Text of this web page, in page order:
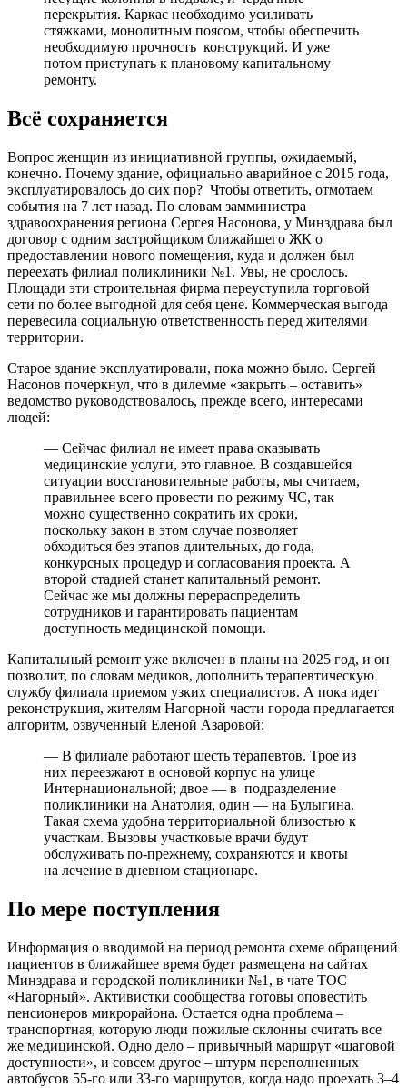
перекрытия. Каркас необходимо усиливать
стяжками, монолитным поясом, чтобы обеспечить
необходимую прочность конструкций. И уже
потом приступать к плановому капитальному
ремонту.
Всё сохраняется
Вопрос женщин из инициативной группы, ожидаемый,
конечно. Почему здание, официально аварийное с 2015 года,
эксплуатировалось до сих пор? Чтобы ответить, отмотаем
события на 7 лет назад. По словам замминистра
здравоохранения региона Сергея Насонова, у Минздрава был
договор с одним застройщиком ближайшего ЖК о
предоставлении нового помещения, куда и должен был
переехать филиал поликлиники №1. Увы, не срослось.
Площади эти строительная фирма переуступила торговой
сети по более выгодной для себя цене. Коммерческая выгода
перевесила социальную ответственность перед жителями
территории.
Старое здание эксплуатировали, пока можно было. Сергей
Насонов почеркнул, что в дилемме «закрыть – оставить»
ведомство руководствовалось, прежде всего, интересами
людей:
— Сейчас филиал не имеет права оказывать
медицинские услуги, это главное. В создавшейся
ситуации восстановительные работы, мы считаем,
правильнее всего провести по режиму ЧС, так
можно существенно сократить их сроки,
поскольку закон в этом случае позволяет
обходиться без этапов длительных, до года,
конкурсных процедур и согласования проекта. А
второй стадией станет капитальный ремонт.
Сейчас же мы должны перераспределить
сотрудников и гарантировать пациентам
доступность медицинской помощи.
Капитальный ремонт уже включен в планы на 2025 год, и он
позволит, по словам медиков, дополнить терапевтическую
службу филиала приемом узких специалистов. А пока идет
реконструкция, жителям Нагорной части города предлагается
алгоритм, озвученный Еленой Азаровой:
— В филиале работают шесть терапевтов. Трое из
них переезжают в основой корпус на улице
Интернациональной; двое — в подразделение
поликлиники на Анатолия, один — на Булыгина.
Такая схема удобна территориальной близостью к
участкам. Вызовы участковые врачи будут
обслуживать по-прежнему, сохраняются и квоты
на лечение в дневном стационаре.
По мере поступления
Информация о вводимой на период ремонта схеме обращений
пациентов в ближайшее время будет размещена на сайтах
Минздрава и городской поликлиники №1, в чате ТОС
«Нагорный». Активистки сообщества готовы оповестить
пенсионеров микрорайона. Остается одна проблема –
транспортная, которую люди пожилые склонны считать все
же медицинской. Одно дело – привычный маршрут «шаговой
доступности», и совсем другое – штурм переполненных
автобусов 55-го или 33-го маршрутов, когда надо проехать 3–4